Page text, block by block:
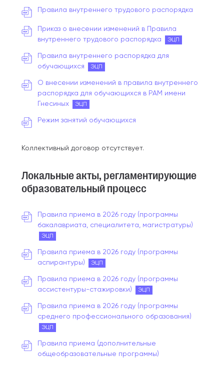
Правила внутреннего трудового распорядка
Приказ о внесении изменений в Правила
внутреннего трудового распорядка
ЭЦП
Правила внутреннего распорядка для
обучающихся
ЭЦП
О внесении изменений в правила внутреннего
распорядка для обучающихся в РАМ имени
Гнесиных
ЭЦП
Режим занятий обучающихся
Коллективный договор отсутствует.
Локальные акты, регламентирующие
образовательный процесс
Правила приема в 2026 году (программы
бакалавриата, специалитета, магистратуры)
ЭЦП
Правила приема в 2026 году (программы
аспирантуры)
ЭЦП
Правила приема в 2026 году (программы
ассистентуры-стажировки)
ЭЦП
Правила приема в 2026 году (программы
среднего профессионального образования)
ЭЦП
Правила приема (дополнительные
общеобразовательные программы)